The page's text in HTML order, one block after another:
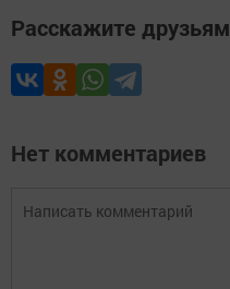
Расскажите друзьям
Нет комментариев